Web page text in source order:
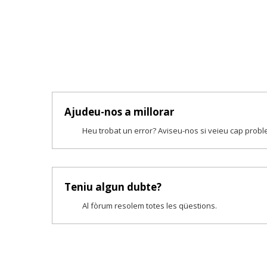
Ajudeu-nos a millorar
Heu trobat un error? Aviseu-nos si veieu cap
Teniu algun dubte?
Al fòrum resolem totes les qüestions.